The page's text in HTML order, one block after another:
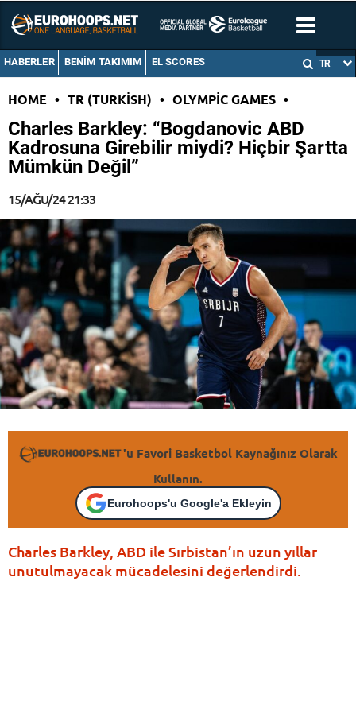
HABERLER BENIM TAKIMIM EL SCORES TR
HOME • TR (TURKISH) • OLYMPIC GAMES •
Charles Barkley: “Bogdanovic ABD
Kadrosuna Girebilir miydi? Hiçbir Şartta
Mümkün Değil”
15/AĞU/24 21:33
'u Favori Basketbol Kaynağınız Olarak
Kullanın.
Eurohoops'u Google'a Ekleyin
Charles Barkley, ABD ile Sırbistan’ın uzun yıllar
unutulmayacak mücadelesini değerlendirdi.